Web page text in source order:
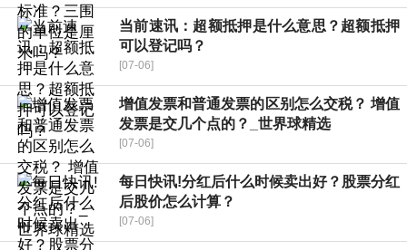
当前速讯：超额抵押是什么意思？超额抵押
可以登记吗？
[07-06]
增值发票和普通发票的区别怎么交税？ 增值
发票是交几个点的？_世界球精选
[07-06]
每日快讯!分红后什么时候卖出好？股票分红
后股价怎么计算？
[07-06]